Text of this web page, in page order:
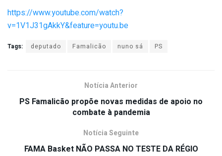
https://www.youtube.com/watch?
v=1V1J31gAkkY&feature=youtu.be
Tags: deputado Famalicão nuno sá PS
Notícia Anterior
PS Famalicão propõe novas medidas de apoio no
combate à pandemia
Notícia Seguinte
FAMA Basket NÃO PASSA NO TESTE DA RÉGIO